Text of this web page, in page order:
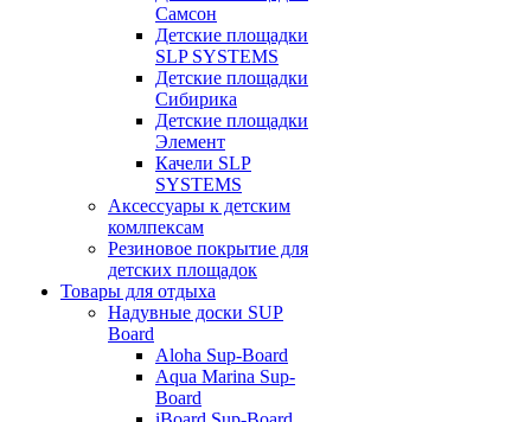
Самсон
Детские площадки
SLP SYSTEMS
Детские площадки
Сибирика
Детские площадки
Элемент
Качели SLP
SYSTEMS
Аксессуары к детским
комлпексам
Резиновое покрытие для
детских площадок
Товары для отдыха
Надувные доски SUP
Board
Aloha Sup-Board
Aqua Marina Sup-
Board